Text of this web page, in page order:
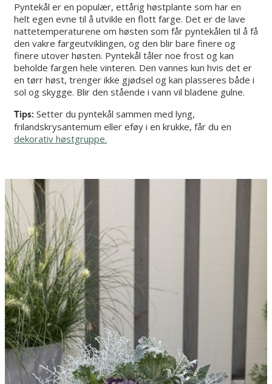
Pyntekål er en populær, ettårig høstplante som har en
helt egen evne til å utvikle en flott farge. Det er de lave
nattetemperaturene om høsten som får pyntekålen til å få
den vakre fargeutviklingen, og den blir bare finere og
finere utover høsten. Pyntekål tåler noe frost og kan
beholde fargen hele vinteren. Den vannes kun hvis det er
en tørr høst, trenger ikke gjødsel og kan plasseres både i
sol og skygge. Blir den stående i vann vil bladene gulne.
Tips: Setter du pyntekål sammen med lyng,
frilandskrysantemum eller eføy i en krukke, får du en
dekorativ høstgruppe.